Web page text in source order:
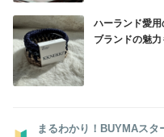
ハーランド愛
ブランドの魅力
まるわかり！BUYMAスタ